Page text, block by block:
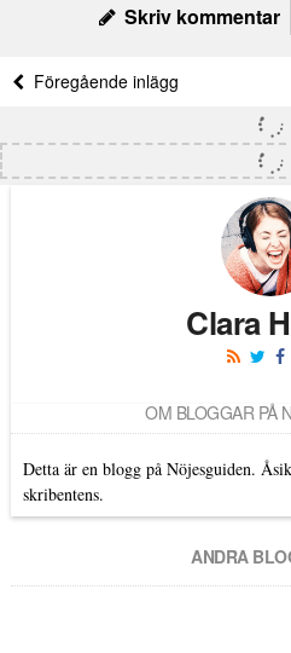
Skriv kommentar
Föregående inlägg
Clara
OM BLOGGAR PÅ
Detta är en blogg på Nöjesguiden.
skribentens.
ANDRA